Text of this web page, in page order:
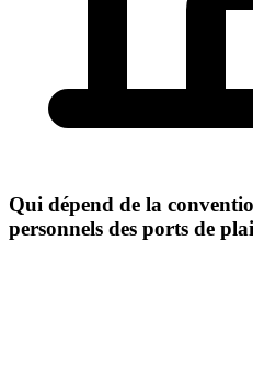
Qui dépend de la
personnels des ports de